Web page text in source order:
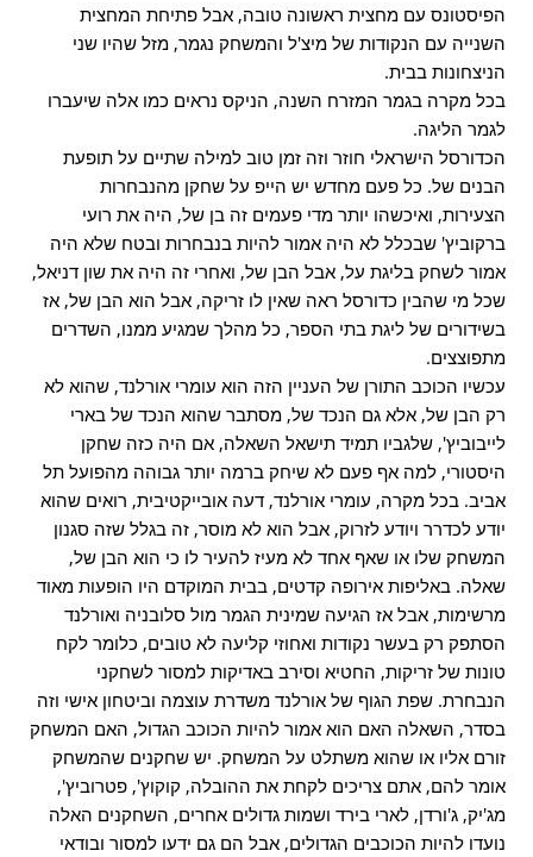
הפיסטונס עם מחצית ראשונה טובה, אבל פתיחת המחצית
השנייה עם הנקודות של מיצ'ל והמשחק נגמר, מזל שהיו שני
הניצחונות בבית.
בכל מקרה בגמר המזרח השנה, הניקס נראים כמו אלה שיעברו
לגמר הליגה.
הכדורסל הישראלי חוזר וזה זמן טוב למילה שתיים על תופעת
הבנים של. כל פעם מחדש יש הייפ על שחקן מהנבחרות
הצעירות, ואיכשהו יותר מדי פעמים זה בן של, היה את רועי
ברקוביץ' שבכלל לא היה אמור להיות בנבחרות ובטח שלא היה
אמור לשחק בליגת על, אבל הבן של, ואחרי זה היה את שון דניאל,
שכל מי שהבין כדורסל ראה שאין לו זריקה, אבל הוא הבן של, אז
בשידורים של ליגת בתי הספר, כל מהלך שמגיע ממנו, השדרים
מתפוצצים.
עכשיו הכוכב התורן של העניין הזה הוא עומרי אורלנד, שהוא לא
רק הבן של, אלא גם הנכד של, מסתבר שהוא הנכד של בארי
לייבוביץ', שלגביו תמיד תישאל השאלה, אם היה כזה שחקן
היסטורי, למה אף פעם לא שיחק ברמה יותר גבוהה מהפועל תל
אביב. בכל מקרה, עומרי אורלנד, דעה אובייקטיבית, רואים שהוא
יודע לכדרר ויודע לזרוק, אבל הוא לא מוסר, זה בגלל שזה סגנון
המשחק שלו או שאף אחד לא מעיז להעיר לו כי הוא הבן של,
שאלה. באליפות אירופה קדטים, בבית המוקדם היו הופעות מאוד
מרשימות, אבל אז הגיעה שמינית הגמר מול סלובניה ואורלנד
הסתפק רק בעשר נקודות ואחוזי קליעה לא טובים, כלומר לקח
טונות של זריקות, החטיא וסירב באדיקות למסור לשחקני
הנבחרת. שפת הגוף של אורלנד משדרת עוצמה וביטחון אישי וזה
בסדר, השאלה האם הוא אמור להיות הכוכב הגדול, האם המשחק
זורם אליו או שהוא משתלט על המשחק. יש שחקנים שהמשחק
אומר להם, אתם צריכים לקחת את ההובלה, קוקוץ', פטרוביץ',
מג'יק, ג'ורדן, לארי בירד ושמות גדולים אחרים, השחקנים האלה
נועדו להיות הכוכבים הגדולים, אבל הם גם ידעו למסור ובודאי